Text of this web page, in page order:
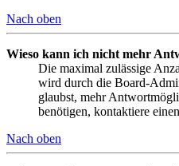
Nach oben
Wieso kann ich nicht mehr
Die maximal zulässige
wird durch die Board-
glaubst, mehr
benötigen, kontaktiere
Nach oben